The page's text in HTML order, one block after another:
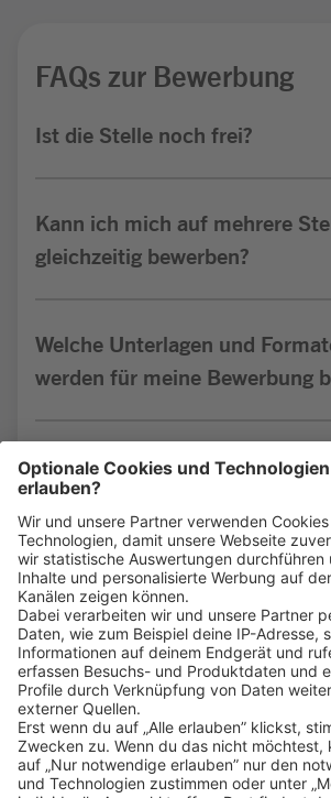
FAQs zur Bewerbung
Ist die Stelle noch frei?
Kann ich mich auf mehrere
gleichzeitig bewerben?
Welche Unterlagen und
werden für meine Bewerbung
Bin ich für die Stelle geeignet?
Klickehier, um alle offenen Jobs zu